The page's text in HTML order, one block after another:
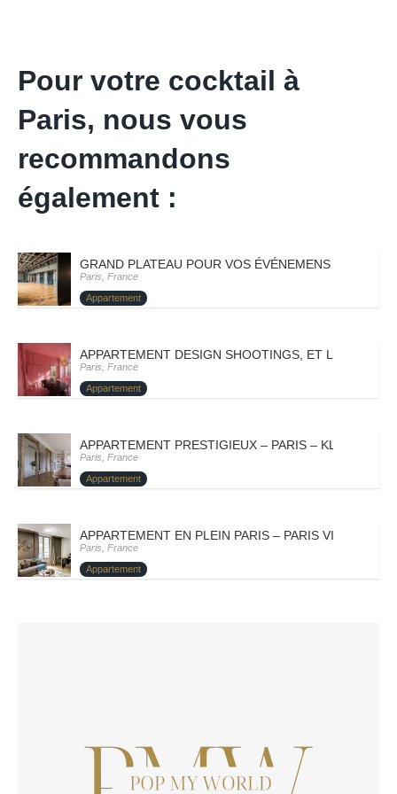
Pour votre cocktail à
Paris, nous vous
recommandons
également :
GRAND PLATEAU POUR VOS ÉVÉNEMENS – PARIS
Paris, France
Appartement
APPARTEMENT DESIGN SHOOTINGS, ET
Paris, France
Appartement
APPARTEMENT PRESTIGIEUX – PARIS – KLEOFINA
Paris, France
Appartement
APPARTEMENT EN PLEIN PARIS – PARIS VIII –
Paris, France
Appartement